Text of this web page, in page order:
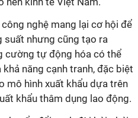
nghệ mang lại cơ hội để
suất nhưng cũng tạo ra
cường tự động hóa có thể
năng cạnh tranh, đặc biệt
mô hình xuất khẩu dựa trên
khẩu thâm dụng lao động.